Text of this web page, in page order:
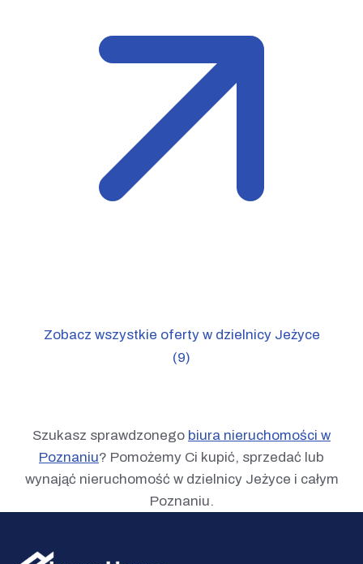
Zobacz wszystkie oferty w dzielnicy Jeżyce
(9)
Szukasz sprawdzonego biura nieruchomości w
Poznaniu? Pomożemy Ci kupić, sprzedać lub
wynająć nieruchomość w dzielnicy Jeżyce i całym
Poznaniu.